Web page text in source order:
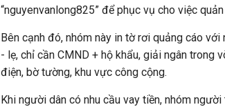
“nguyenvanlong825” để phục vụ cho việc
Bên cạnh đó, nhóm này in tờ rơi quảng cáo với
- lẹ, chỉ cần CMND + hộ khẩu, giải ngân trong
điện, bờ tường, khu vực công cộng.
Khi người dân có nhu cầu vay tiền, nhóm